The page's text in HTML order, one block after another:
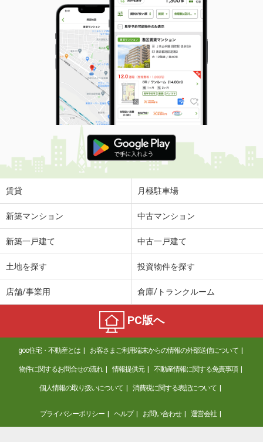
賃貸 月極駐車場
新築マンション 中古マンション
新築一戸建て 中古一戸建て
土地を探す 投資物件を探す
店舗/事業用 倉庫/トランクルーム
PC版へ
goo住宅・不動産とは お客さまご利用端末からの情報の外部送信について
物件に関するお問合せの流れ 情報提供元 不動産情報に関する免責事項
個人情報の取り扱いについて 消費税に関する表記について
プライバシーポリシー ヘルプ お問い合わせ 運営会社